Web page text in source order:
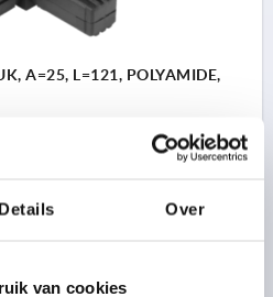
Details Over
van cookies
A=25, L=121, POLYAMIDE,
BUIZEN=25 X 25 X 1,5